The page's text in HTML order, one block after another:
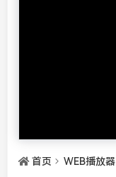
首页 WEB播放器